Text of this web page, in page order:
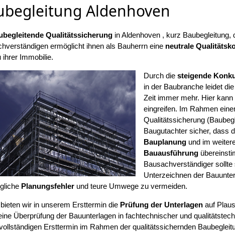
Aldenhoven
Qualitätssicherungin Aldenhoven , kurz Baubegleitung,
ermöglicht ihnen als Bauherrn eine neutrale
ihrer Immobilie.
Durch die steigende
in der Baubranche leidet die
Zeit immer mehr. Hier
eingreifen. Im Rahmen
Qualitätssicherung
Baugutachter sicher, dass
Bauplanungund im
Bauausführung
Bausachverständiger
Unterzeichnen der
Planungsfehlerund teure Umwege zu vermeiden.
wir in unserem Ersttermin die Prüfung der Unterlagenauf
Überprüfung der Bauunterlagen in fachtechnischer und
Ersttermin im Rahmen der qualitätssichernden